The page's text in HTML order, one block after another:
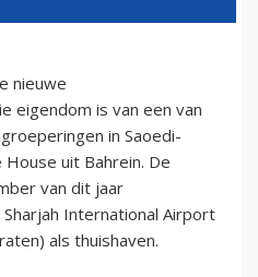
nieuwe
eigendom is van een van
in Saoedi-
House uit Bahrein. De
van dit jaar
International Airport
als thuishaven.